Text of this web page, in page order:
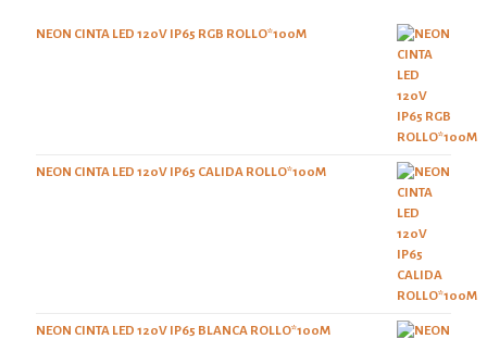
NEON CINTA LED 120V IP65 RGB ROLLO*100M
NEON CINTA LED 120V IP65 CALIDA ROLLO*100M
NEON CINTA LED 120V IP65 BLANCA ROLLO*100M